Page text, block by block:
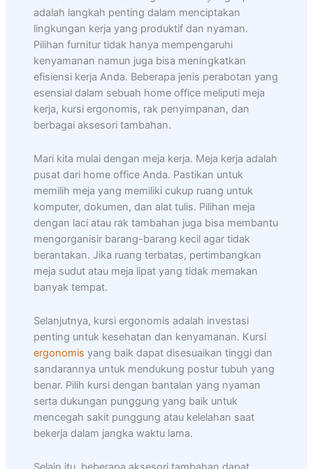
adalah langkah penting dalam menciptakan
lingkungan kerja yang produktif dan nyaman.
Pilihan furnitur tidak hanya mempengaruhi
kenyamanan namun juga bisa meningkatkan
efisiensi kerja Anda. Beberapa jenis perabotan yang
esensial dalam sebuah home office meliputi meja
kerja, kursi ergonomis, rak penyimpanan, dan
berbagai aksesori tambahan.
Mari kita mulai dengan meja kerja. Meja kerja adalah
pusat dari home office Anda. Pastikan untuk
memilih meja yang memiliki cukup ruang untuk
komputer, dokumen, dan alat tulis. Pilihan meja
dengan laci atau rak tambahan juga bisa membantu
mengorganisir barang-barang kecil agar tidak
berantakan. Jika ruang terbatas, pertimbangkan
meja sudut atau meja lipat yang tidak memakan
banyak tempat.
Selanjutnya, kursi ergonomis adalah investasi
penting untuk kesehatan dan kenyamanan. Kursi
ergonomis yang baik dapat disesuaikan tinggi dan
sandarannya untuk mendukung postur tubuh yang
benar. Pilih kursi dengan bantalan yang nyaman
serta dukungan punggung yang baik untuk
mencegah sakit punggung atau kelelahan saat
bekerja dalam jangka waktu lama.